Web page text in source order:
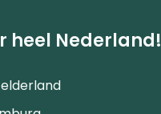
heel Nederland!